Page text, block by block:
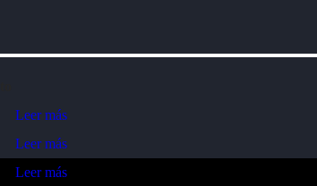
Leer más
Leer más
Leer más